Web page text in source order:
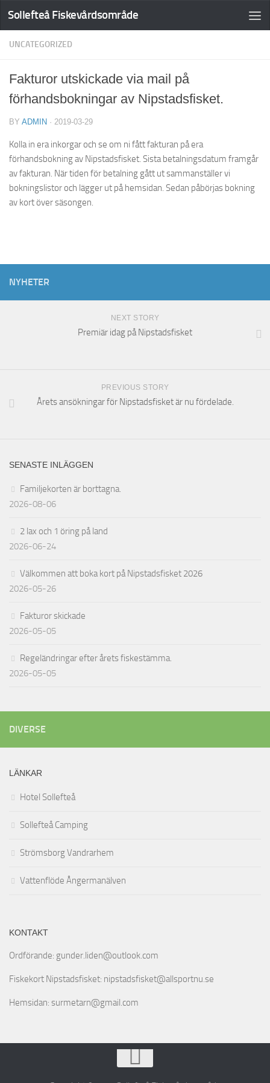
Sollefteå Fiskevårdsområde
UNCATEGORIZED
Fakturor utskickade via mail på
förhandsbokningar av Nipstadsfisket.
BY ADMIN · 2019-03-29
Kolla in era inkorgar och se om ni fått fakturan på era
förhandsbokning av Nipstadsfisket. Sista betalningsdatum framgår
av fakturan. När tiden för betalning gått ut sammanställer vi
bokningslistor och lägger ut på hemsidan. Sedan påbörjas bokning
av kort över säsongen.
NYHETER
NEXT STORY
Premiär idag på Nipstadsfisket
PREVIOUS STORY
Årets ansökningar för Nipstadsfisket är nu fördelade.
SENASTE INLÄGGEN
Familjekorten är borttagna.
2026-08-06
2 lax och 1 öring på land
2026-06-24
Välkommen att boka kort på Nipstadsfisket 2026
2026-05-26
Fakturor skickade
2026-05-05
Regeländringar efter årets fiskestämma.
2026-05-05
DIVERSE
LÄNKAR
Hotel Sollefteå
Sollefteå Camping
Strömsborg Vandrarhem
Vattenflöde Ångermanälven
KONTAKT
Ordförande: gunder.liden@outlook.com
Fiskekort Nipstadsfisket: nipstadsfisket@allsportnu.se
Hemsidan: surmetarn@gmail.com